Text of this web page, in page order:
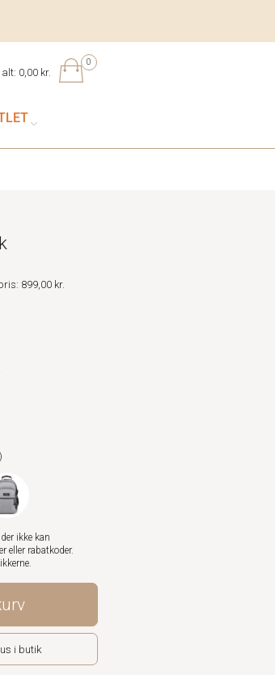
0
alt: 0,00 kr.
899,00 kr.
ikke kan
eller rabatkoder.
i butik